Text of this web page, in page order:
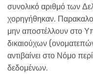
συνολικό αριθμό των
χορηγήθηκαν.
μην αποστέλλουν στο
δικαιούχων
αντιβαίνει στο Νόμο
δεδομένων.